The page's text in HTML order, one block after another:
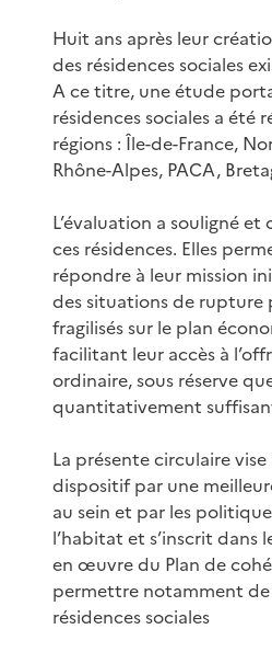
Huit ans après leur
des résidences sociales
A ce titre, une étude
résidences sociales a été
régions : Île-de-France,
Rhône-Alpes, PACA,
L’évaluation a souligné
ces résidences. Elles
répondre à leur mission
des situations de rupture
fragilisés sur le plan
facilitant leur accès à
ordinaire, sous réserve
quantitativement
La présente circulaire
dispositif par une
au sein et par les
l’habitat et s’inscrit dans
en œuvre du Plan de
permettre notamment de
résidences sociales